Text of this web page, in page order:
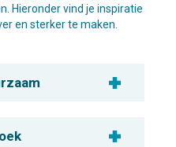
Hieronder vind je inspiratie
en sterker te maken.